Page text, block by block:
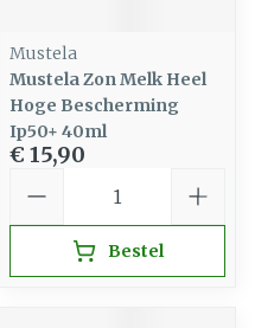
Mustela
Mustela Zon Melk Heel
Hoge Bescherming
Ip50+ 40ml
€ 15,90
Bestel